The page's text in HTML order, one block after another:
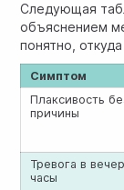
Следующая
объяснением
понятно,
Симптом
Плаксивость
причины
Тревога в
часы